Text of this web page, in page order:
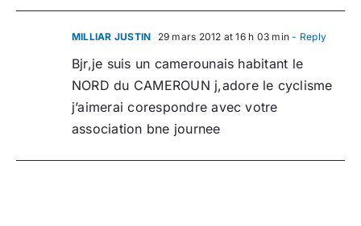
MILLIAR JUSTIN 29 mars 2012 at 16 h 03 min - Reply
Bjr,je suis un camerounais habitant le
NORD du CAMEROUN j,adore le cyclisme
j’aimerai corespondre avec votre
association bne journee